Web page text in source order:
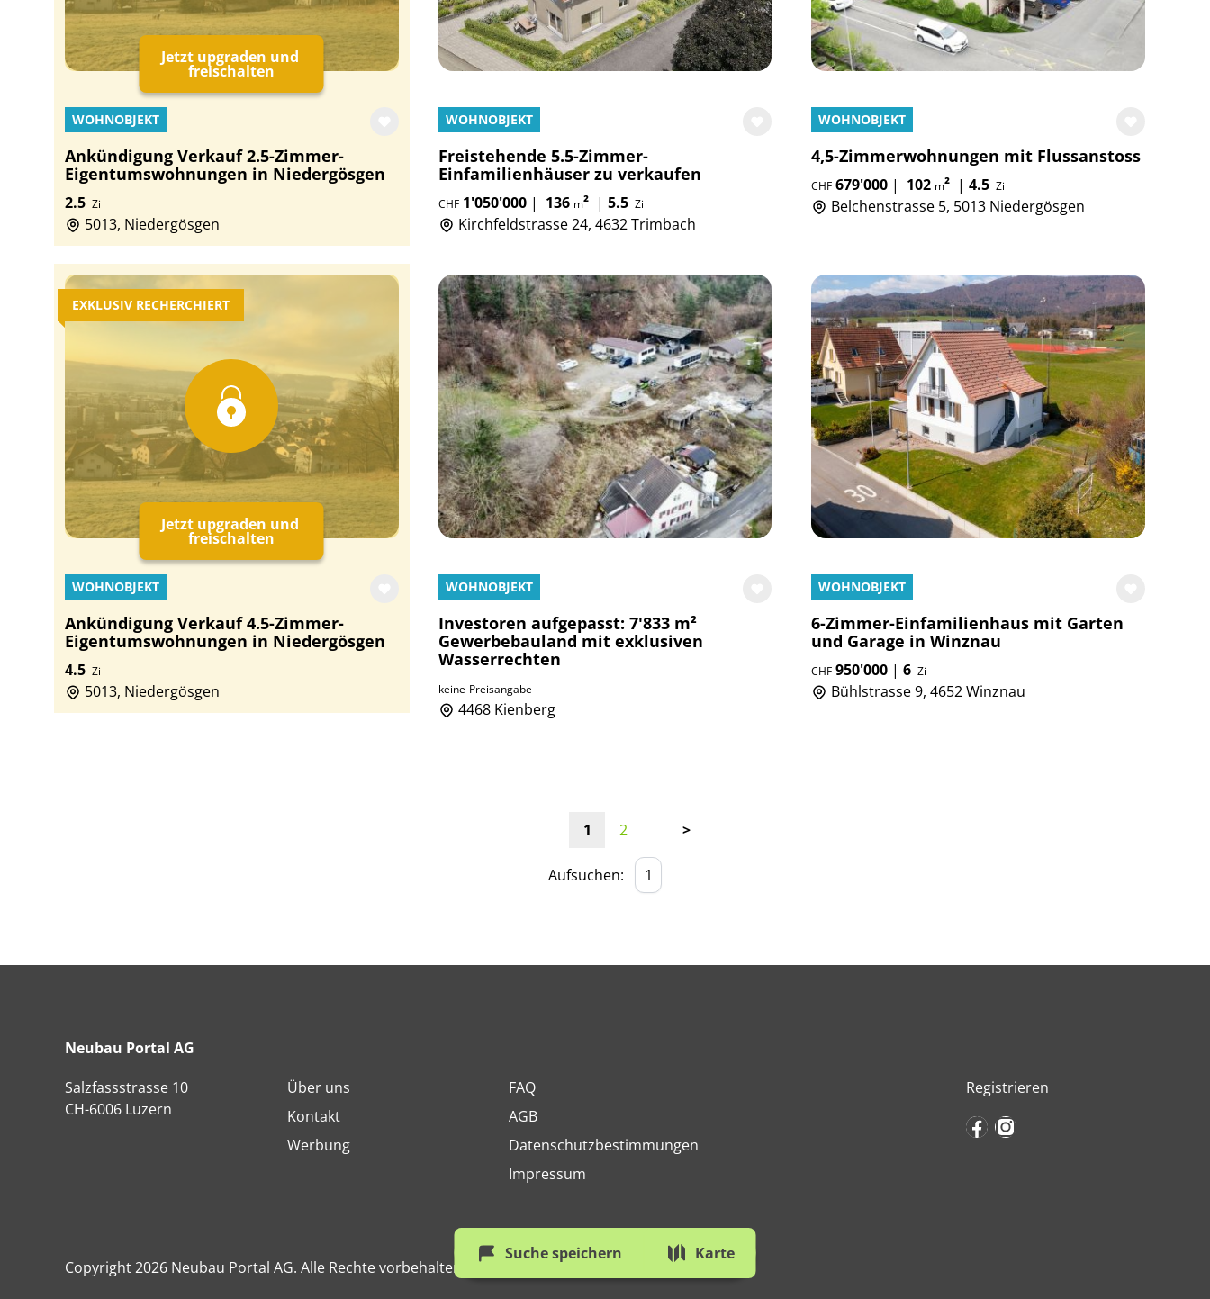
Jetzt upgraden und
freischalten
WOHNOBJEKT
Ankündigung Verkauf 2.5-Zimmer-
Eigentumswohnungen in Niedergösgen
2.5 Zi
5013, Niedergösgen
WOHNOBJEKT
Freistehende 5.5-Zimmer-
Einfamilienhäuser zu verkaufen
CHF1'050'000| 136 m² | 5.5 Zi
Kirchfeldstrasse 24, 4632 Trimbach
WOHNOBJEKT
4,5-Zimmerwohnungen mit Flussanstoss
CHF 679'000 | 102 m² |4.5 Zi
Belchenstrasse 5, 5013 Niedergösgen
EXKLUSIV RECHERCHIERT
Jetzt upgraden und
freischalten
WOHNOBJEKT
Ankündigung Verkauf 4.5-Zimmer-
Eigentumswohnungen in Niedergösgen
4.5 Zi
5013, Niedergösgen
WOHNOBJEKT
Investoren aufgepasst: 7'833 m²
Gewerbebauland mit exklusiven
Wasserrechten
keine Preisangabe
4468 Kienberg
WOHNOBJEKT
6-Zimmer-Einfamilienhaus mit Garten
und Garage in Winznau
CHF 950'000 |6 Zi
Bühlstrasse 9, 4652 Winznau
1 2 >
Aufsuchen:
Suche speichern Karte
Neubau Portal AG
Salzfassstrasse 10
CH-6006 Luzern
Über uns
Kontakt
Werbung
FAQ
AGB
Datenschutzbestimmungen
Impressum
Registrieren
Copyright 2026 Neubau Portal AG. Alle Rechte vorbehalten.